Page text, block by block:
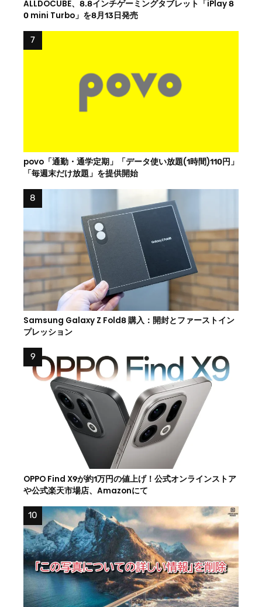
ALLDOCUBE、8.8インチゲーミングタブレット「iPlay 8
0 mini Turbo」を8月13日発売
povo「通勤・通学定期」「データ使い放題(1時間)110円」
「毎週末だけ放題」を提供開始
Samsung Galaxy Z Fold8 購入：開封とファーストイン
プレッション
OPPO Find X9が約1万円の値上げ！公式オンラインストア
や公式楽天市場店、Amazonにて